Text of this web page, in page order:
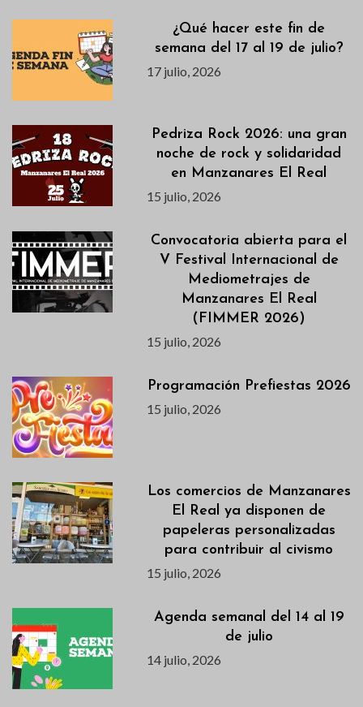
¿Qué hacer este fin de
semana del 17 al 19 de julio?
17 julio, 2026
Pedriza Rock 2026: una gran
noche de rock y solidaridad
en Manzanares El Real
15 julio, 2026
Convocatoria abierta para el
V Festival Internacional de
Mediometrajes de
Manzanares El Real
(FIMMER 2026)
15 julio, 2026
Programación Prefiestas 2026
15 julio, 2026
Los comercios de Manzanares
El Real ya disponen de
papeleras personalizadas
para contribuir al civismo
15 julio, 2026
Agenda semanal del 14 al 19
de julio
14 julio, 2026